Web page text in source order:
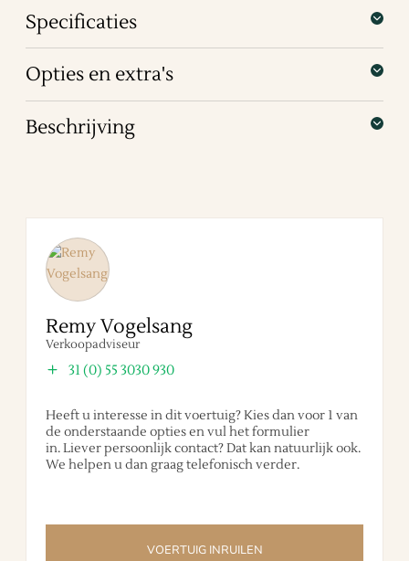
Specificaties
Opties en extra's
Beschrijving
Remy Vogelsang
Verkoopadviseur
31 (0) 55 3030 930
Heeft u interesse in dit voertuig? Kies dan voor 1 van
de onderstaande opties en vul het formulier
in. Liever persoonlijk contact? Dat kan natuurlijk ook.
We helpen u dan graag telefonisch verder.
VOERTUIG INRUILEN